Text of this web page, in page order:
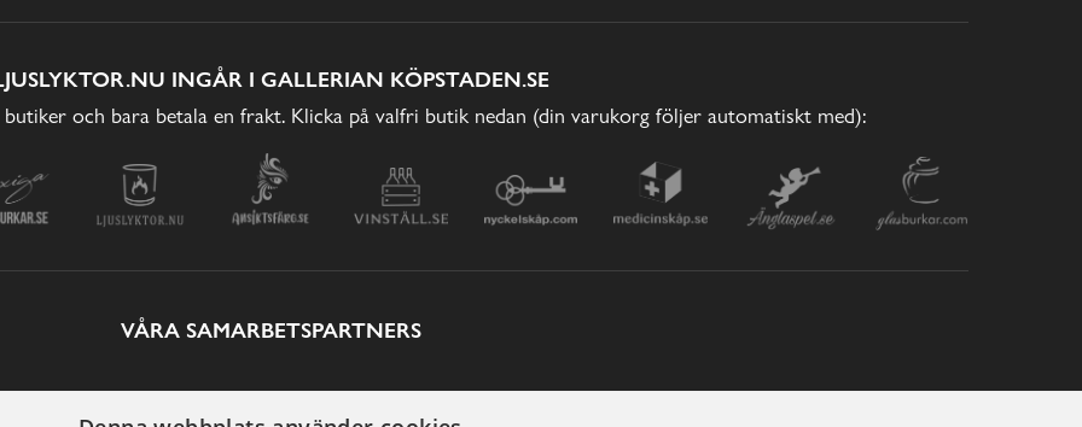
INGÅR I GALLERIAN KÖPSTADEN.SE
och bara betala en frakt. Klicka på valfri butik nedan (din varukorg följer automatiskt med):
VÅRA SAMARBETSPARTNERS